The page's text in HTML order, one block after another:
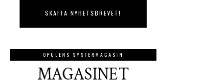
OPULENS SYSTERMAGASIN